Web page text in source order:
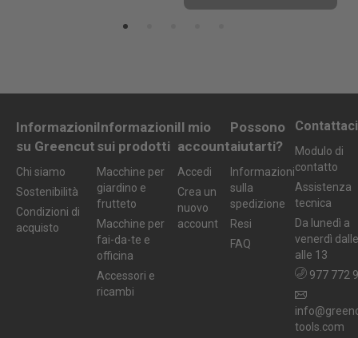
Informazioni
su Greencut
Chi siamo
Sostenibilità
Condizioni di
acquisto
Informazioni
sui prodotti
Macchine per
giardino e
frutteto
Macchine per
fai-da-te e
officina
Accessori e
ricambi
Il mio
account
Accedi
Crea un
nuovo
account
Possono
aiutarti?
Informazioni
sulla
spedizione
Resi
FAQ
Contattaci
Modulo di
contatto
Assistenza
tecnica
Da lunedì a
venerdì
alle 13
977 772
tools.com